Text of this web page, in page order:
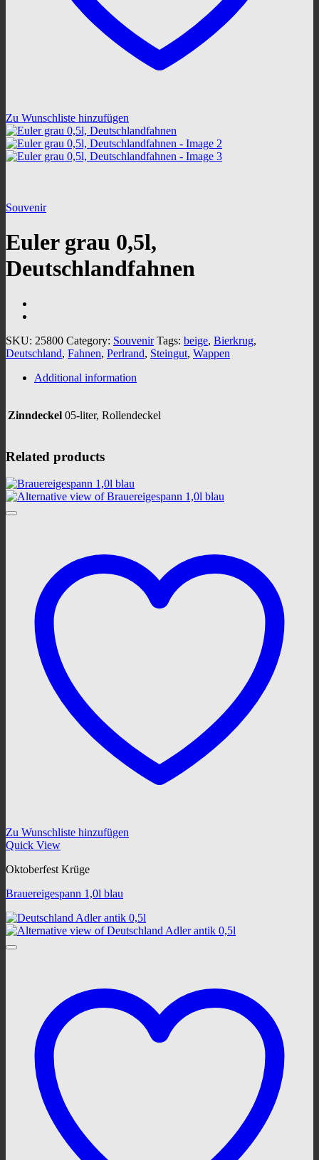
Zu Wunschliste hinzufügen
Souvenir
Euler grau 0,5l,
Deutschlandfahnen
SKU: 25800 Category: Souvenir Tags: beige, Bierkrug,
Deutschland, Fahnen, Perlrand, Steingut, Wappen
Additional information
Zinndeckel 05-liter, Rollendeckel
Related products
Zu Wunschliste hinzufügen
Quick View
Oktoberfest Krüge
Brauereigespann 1,0l blau